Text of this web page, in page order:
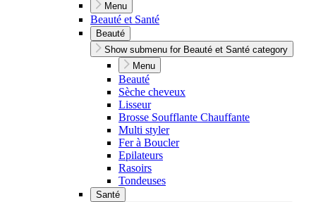
Menu
Beauté et Santé
Beauté
Show submenu for Beauté et Santé category
Menu
Beauté
Sèche cheveux
Lisseur
Brosse Soufflante Chauffante
Multi styler
Fer à Boucler
Epilateurs
Rasoirs
Tondeuses
Santé